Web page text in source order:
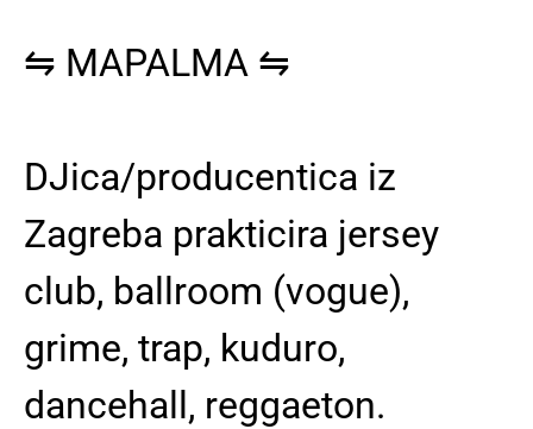
⇋ MAPALMA ⇋
DJica/producentica iz
Zagreba prakticira jersey
club, ballroom (vogue),
grime, trap, kuduro,
dancehall, reggaeton.